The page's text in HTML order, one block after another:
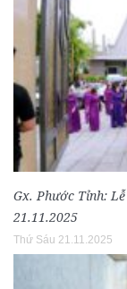
Gx. Phước Tỉnh:
21.11.2025
Thứ Sáu 21.11.2025